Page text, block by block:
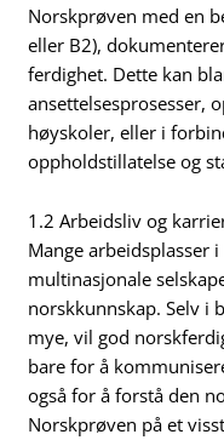
Norskprøven med en
eller B2),
ferdighet. Dette kan
ansettelsesprosesser,
høyskoler, eller i
oppholdstillatelse og
1.2 Arbeidsliv og
Mange arbeidsplasser
multinasjonale
norskkunnskap. Selv i
mye, vil god
bare for å
også for å forstå den
Norskprøven på et